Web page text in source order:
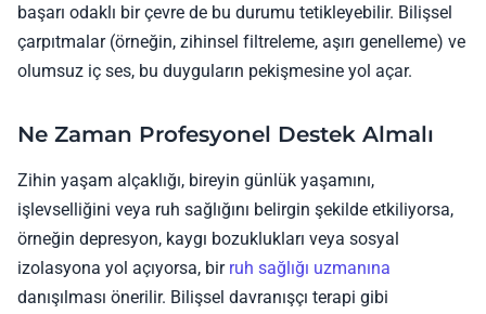
başarı odaklı bir çevre de bu durumu tetikleyebilir. Bilişsel
çarpıtmalar (örneğin, zihinsel filtreleme, aşırı genelleme) ve
olumsuz iç ses, bu duyguların pekişmesine yol açar.
Ne Zaman Profesyonel Destek Almalı
Zihin yaşam alçaklığı, bireyin günlük yaşamını,
işlevselliğini veya ruh sağlığını belirgin şekilde etkiliyorsa,
örneğin depresyon, kaygı bozuklukları veya sosyal
izolasyona yol açıyorsa, bir ruh sağlığı uzmanına
danışılması önerilir. Bilişsel davranışçı terapi gibi